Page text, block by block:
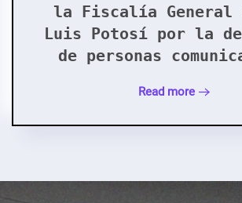
la Fiscalía General
Luis Potosí por la
de personas
Read more